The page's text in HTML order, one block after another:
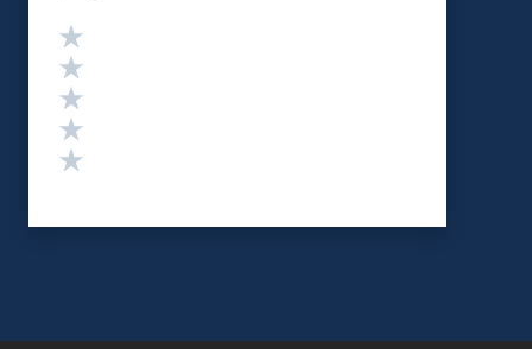
Valutazione